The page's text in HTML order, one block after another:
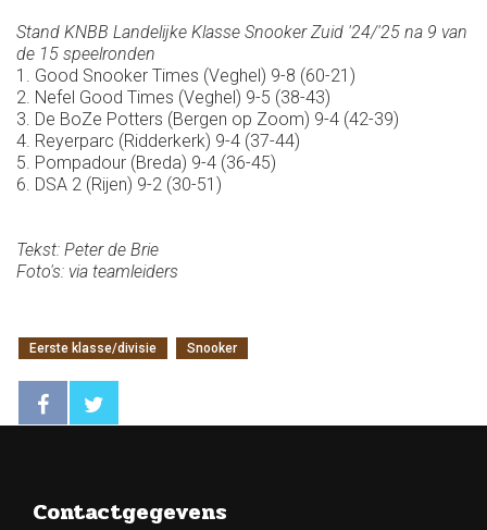
Stand KNBB Landelijke Klasse Snooker Zuid '24/'25 na 9 van
de 15 speelronden
1. Good Snooker Times (Veghel) 9-8 (60-21)
2. Nefel Good Times (Veghel) 9-5 (38-43)
3. De BoZe Potters (Bergen op Zoom) 9-4 (42-39)
4. Reyerparc (Ridderkerk) 9-4 (37-44)
5. Pompadour (Breda) 9-4 (36-45)
6. DSA 2 (Rijen) 9-2 (30-51)
Tekst: Peter de Brie
Foto's: via teamleiders
Eerste klasse/divisie Snooker
Contactgegevens